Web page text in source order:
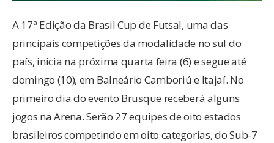
A 17ª Edição da Brasil Cup de Futsal, uma das
principais competições da modalidade no sul do
país, inicia na próxima quarta feira (6) e segue até
domingo (10), em Balneário Camboriú e Itajaí. No
primeiro dia do evento Brusque receberá alguns
jogos na Arena. Serão 27 equipes de oito estados
brasileiros competindo em oito categorias, do Sub-7